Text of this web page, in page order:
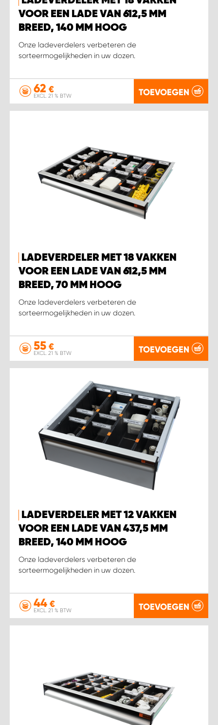
VOOR EEN LADE VAN 612,5 MM
BREED, 140 MM HOOG
Onze ladeverdelers verbeteren de
sorteermogelijkheden in uw dozen.
62 €
EXCL. 21 % BTW TOEVOEGEN
LADEVERDELER MET 18 VAKKEN
VOOR EEN LADE VAN 612,5 MM
BREED, 70 MM HOOG
Onze ladeverdelers verbeteren de
sorteermogelijkheden in uw dozen.
55 €
EXCL. 21 % BTW TOEVOEGEN
LADEVERDELER MET 12 VAKKEN
VOOR EEN LADE VAN 437,5 MM
BREED, 140 MM HOOG
Onze ladeverdelers verbeteren de
sorteermogelijkheden in uw dozen.
44 €
EXCL. 21 % BTW TOEVOEGEN